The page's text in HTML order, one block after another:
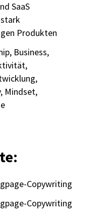
SaaS
Produkten
Business,
Mindset,
Copywriting
Copywriting